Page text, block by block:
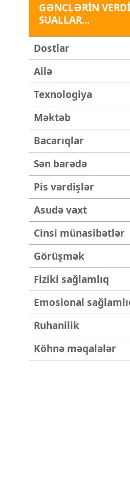
GƏNCLƏRİN
SUALLAR...
Dostlar
Ailə
Texnologiya
Məktəb
Bacarıqlar
Sən barədə
Pis vərdişlər
Asudə vaxt
Cinsi münasibətlər
Görüşmək
Fiziki sağlamlıq
Emosional
Ruhanilik
Köhnə məqalələr